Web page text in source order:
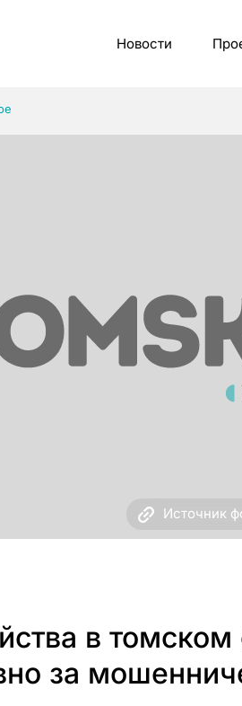
Новости
Источник
в
за